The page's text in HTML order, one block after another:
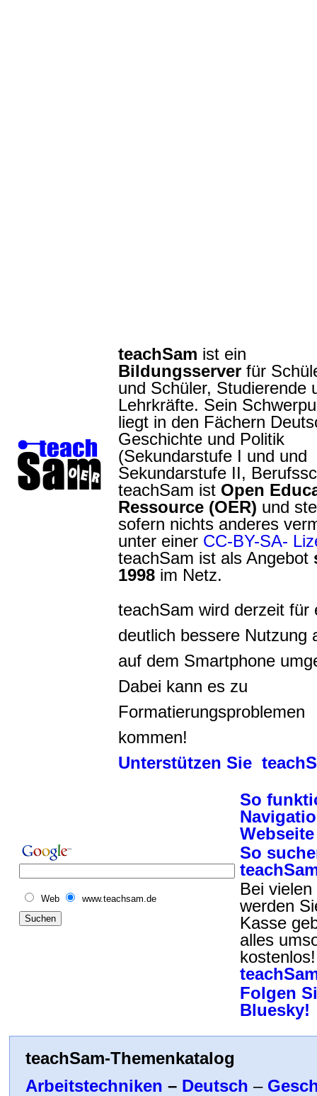
teachSam ist ein
Bildungsserver für
und Schüler, Studierende
Lehrkräfte. Sein
liegt in den Fächern
Geschichte und Politik
(Sekundarstufe I und und
Sekundarstufe II,
teachSam ist Open
Ressource (OER) und
sofern nichts anderes
unter einer CC-BY-SA-
teachSam ist als Angebot
1998 im Netz.
teachSam wird derzeit für
deutlich bessere Nutzung
auf dem Smartphone
Dabei kann es zu
Formatierungsproblemen
kommen!
Unterstützen Sie
Web www.teachsam.de
So
Webseite
So
Bei
werden
Kasse
alles
Folgen
Bluesky!
teachSam-Themenkatalog
Arbeitstechniken – Deutsch –